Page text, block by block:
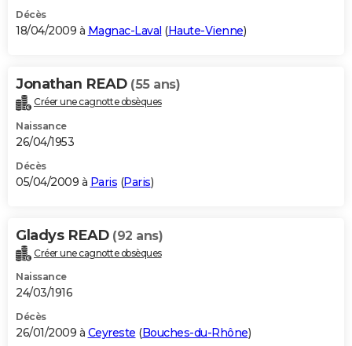
Décès
18/04/2009 à Magnac-Laval (Haute-Vienne)
Jonathan READ (55 ans)
Créer une cagnotte obsèques
Naissance
26/04/1953
Décès
05/04/2009 à Paris (Paris)
Gladys READ (92 ans)
Créer une cagnotte obsèques
Naissance
24/03/1916
Décès
26/01/2009 à Ceyreste (Bouches-du-Rhône)